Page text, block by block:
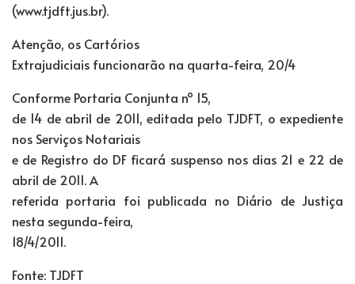
(www.tjdft.jus.br).
Atenção, os Cartórios
Extrajudiciais funcionarão na quarta-feira, 20/4
Conforme Portaria Conjunta nº 15,
de 14 de abril de 2011, editada pelo TJDFT, o expediente
nos Serviços Notariais
e de Registro do DF ficará suspenso nos dias 21 e 22 de
abril de 2011. A
referida portaria foi publicada no Diário de Justiça
nesta segunda-feira,
18/4/2011.
Fonte: TJDFT